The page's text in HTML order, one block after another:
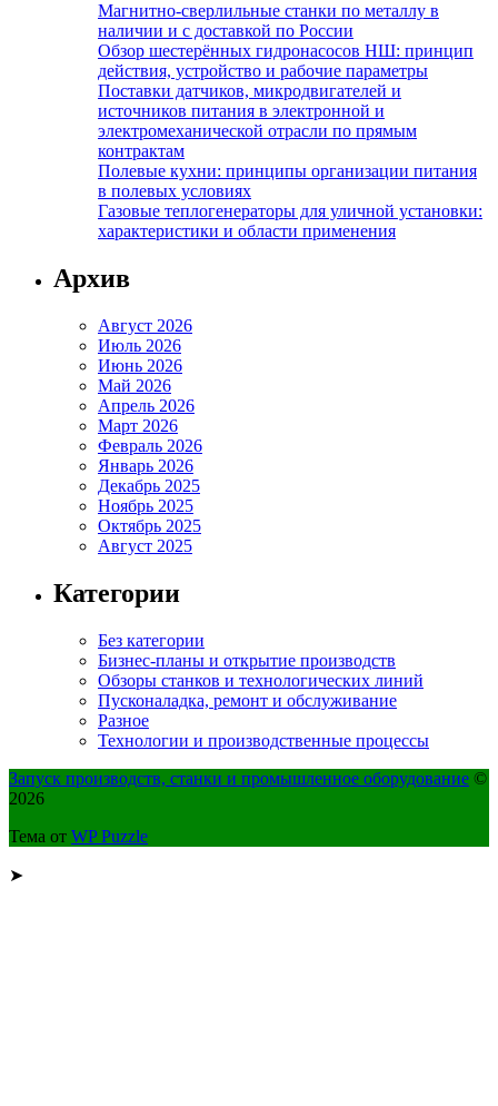
Магнитно-сверлильные станки по металлу в
наличии и с доставкой по России
Обзор шестерённых гидронасосов НШ: принцип
действия, устройство и рабочие параметры
Поставки датчиков, микродвигателей и
источников питания в электронной и
электромеханической отрасли по прямым
контрактам
Полевые кухни: принципы организации питания
в полевых условиях
Газовые теплогенераторы для уличной установки:
характеристики и области применения
Архив
Август 2026
Июль 2026
Июнь 2026
Май 2026
Апрель 2026
Март 2026
Февраль 2026
Январь 2026
Декабрь 2025
Ноябрь 2025
Октябрь 2025
Август 2025
Категории
Без категории
Бизнес-планы и открытие производств
Обзоры станков и технологических линий
Пусконаладка, ремонт и обслуживание
Разное
Технологии и производственные процессы
Запуск производств, станки и промышленное оборудование ©
2026
Тема от WP Puzzle
➤